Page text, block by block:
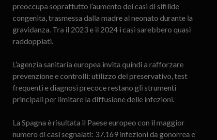
preoccupa soprattutto l’aumento dei casi di sifilide
congenita, trasmessa dalla madre al neonato durante la
gravidanza. Tra il 2023 e il 2024 i casi sarebbero quasi
raddoppiati.
L’agenzia sanitaria europea invita quindi a rafforzare
prevenzione e controlli: utilizzo del preservativo, test
frequenti e diagnosi precoce restano gli strumenti
principali per limitare la diffusione delle infezioni.
La Spagna è risultata il Paese europeo con il maggior
numero di casi segnalati: 37.169 infezioni da gonorrea e